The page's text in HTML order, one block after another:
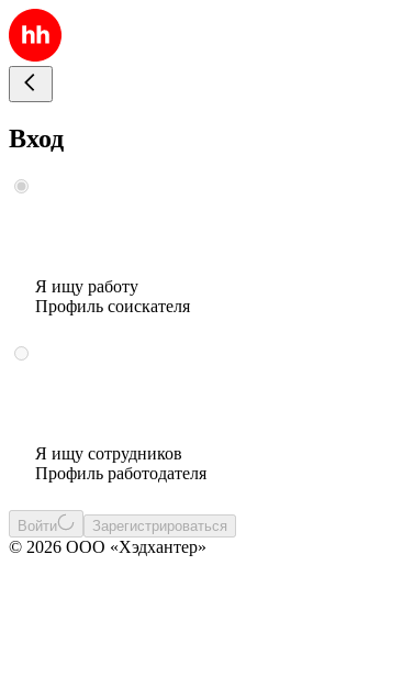
Вход
Я ищу работу
Профиль соискателя
Я ищу сотрудников
Профиль работодателя
Войти Зарегистрироваться
© 2026 ООО «Хэдхантер»